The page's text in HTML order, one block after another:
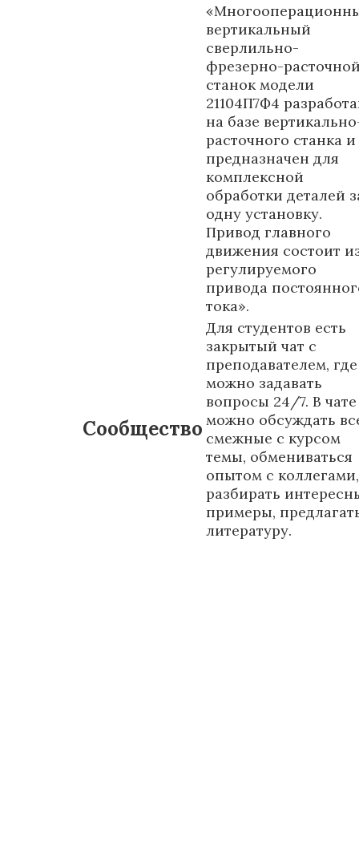
вертикальный
сверлильно-
фрезерно-
станок модели
21104П7Ф4
на базе
расточного станка и
предназначен для
комплексной
обработки деталей
одну установку.
Привод главного
движения состоит
регулируемого
привода
тока».
Сообщество
Для студентов есть
закрытый чат с
преподавателем, где
можно задавать
вопросы 24/7. В чате
можно обсуждать
смежные с курсом
темы, обмениваться
опытом с коллегами,
разбирать
примеры,
литературу.